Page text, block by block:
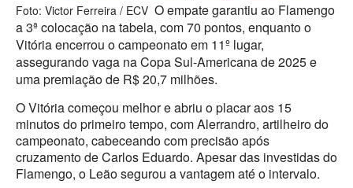
Foto: Victor Ferreira / ECV O empate garantiu ao Flamengo
a 3ª colocação na tabela, com 70 pontos, enquanto o
Vitória encerrou o campeonato em 11º lugar,
assegurando vaga na Copa Sul-Americana de 2025 e
uma premiação de R$ 20,7 milhões.
O Vitória começou melhor e abriu o placar aos 15
minutos do primeiro tempo, com Alerrandro, artilheiro do
campeonato, cabeceando com precisão após
cruzamento de Carlos Eduardo. Apesar das investidas do
Flamengo, o Leão segurou a vantagem até o intervalo.